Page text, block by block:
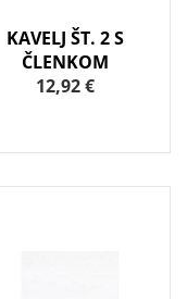
KAVELJ ŠT. 2 S
ČLENKOM
12,92 €